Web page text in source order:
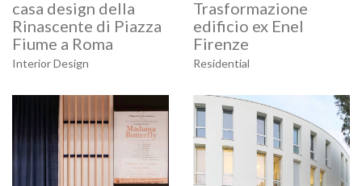
casa design della
Rinascente di Piazza
Fiume a Roma
Interior Design
Trasformazione
edificio ex Enel
Firenze
Residential
Studio
Jobs
Press
Latest News